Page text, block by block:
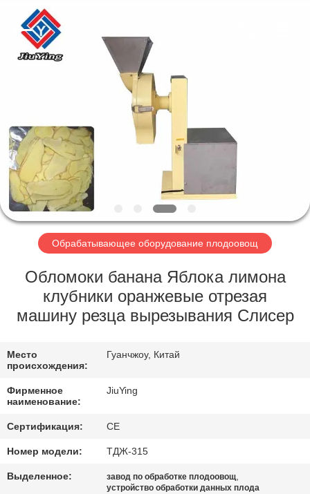
VR-
ШОУ
О
НАС
ЭКСКУРСИЯ
ПО
КОНТРОЛЬ
КАЧЕСТВА
СВЯЖИТЕСЬ
С
Machinery
Co.,Ltd.
Rights
Reserved.
Обрабатывающее оборудование плодоовощ
Обломоки банана Яблока лимона
клубники оранжевые отрезая
машину резца вырезывания Слисер
Место
происхождения:
Гуанчжоу, Китай
Фирменное
наименование:
JiuYing
Сертификация: CE
Номер модели: ТДЖ-315
Выделенное: завод по обработке плодоовощ,
устройство обработки данных плода